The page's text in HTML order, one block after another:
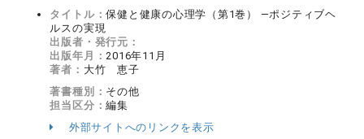
タイトル：保健と健康の心理学（第1巻） ―ポジティブヘ
ルスの実現
出版者・発行元：
出版年月：2016年11月
著者： 大竹 恵子
著書種別： その他
担当区分：編集
外部サイトへのリンクを表示